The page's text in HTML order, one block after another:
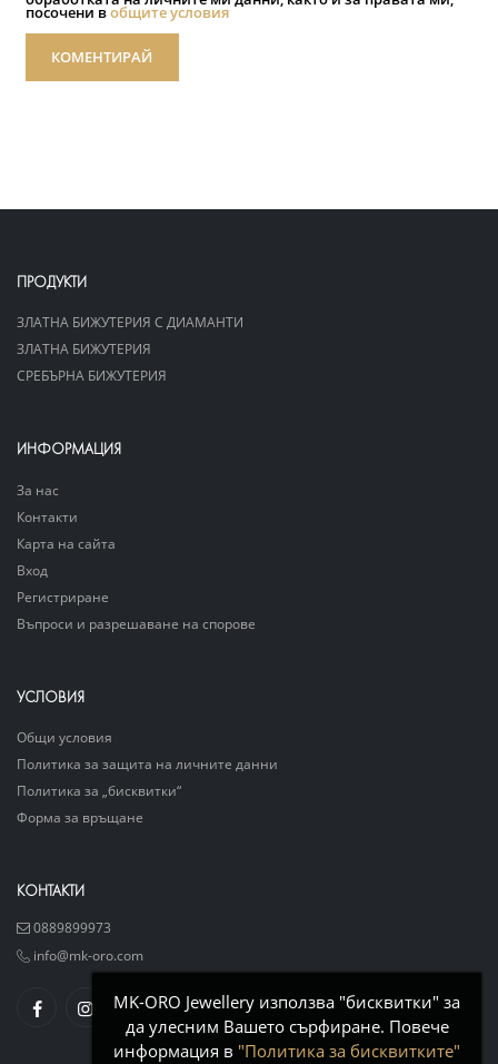
посочени вобщите условия
КОМЕНТИРАЙ
ПРОДУКТИ
ЗЛАТНА БИЖУТЕРИЯ С ДИАМАНТИ
ЗЛАТНА БИЖУТЕРИЯ
СРЕБЪРНА БИЖУТЕРИЯ
ИНФОРМАЦИЯ
За нас
Контакти
Карта на сайта
Вход
Регистриране
Въпроси и разрешаване на спорове
УСЛОВИЯ
Общи условия
Политика за защита на личните данни
Политика за „бисквитки“
Форма за връщане
КОНТАКТИ
0889899973
info@mk-oro.com
MK-ORO Jewellery използва "бисквитки" за
да улесним Вашето сърфиране. Повече
информация в "Политика за бисквитките"